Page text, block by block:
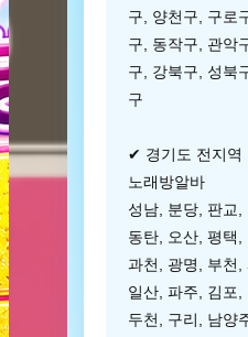
구, 양천구, 구로
구, 동작구, 관악
구, 강북구, 성북
구
✔ 경기도 전지역
노래방알바
성남, 분당, 판교,
동탄, 오산, 평택,
과천, 광명, 부천,
일산, 파주, 김포,
두천, 구리, 남양